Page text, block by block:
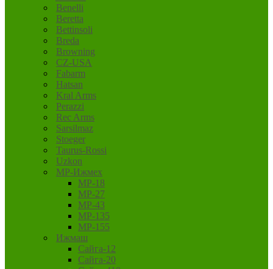
Benelli
Beretta
Bettinsoli
Breda
Browning
CZ-USA
Fabarm
Hatsan
Kral Arms
Perazzi
Rec Arms
Sarsilmaz
Stoeger
Taurus-Rossi
Uzkon
MP-Ижмех
MP-18
MP-27
MP-43
MP-135
MP-155
Ижмаш
Сайга-12
Сайга-20